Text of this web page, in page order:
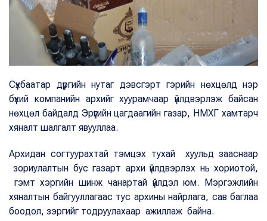
Сүхбаатар дүүргийн нутаг дэвсгэрт гэрийн нөхцөлд нэр
бүхий компанийн архийг хуурамчаар үйлдвэрлэж байсан
нөхцөл байдалд Эрүүгийн цагдаагийн газар, НМХГ хамтарч
хяналт шалгалт явууллаа.
Архидан согтуурахтай тэмцэх тухай хуульд зааснаар
зориулалтын бус газарт архи үйлдвэрлэх нь хориотой,
гэмт хэргийн шинж чанартай үйлдэл юм. Мэргэжлийн
хяналтын байгууллагаас тус архины найрлага, сав баглаа
боодол, зэргийг тодруулахаар ажиллаж байна.